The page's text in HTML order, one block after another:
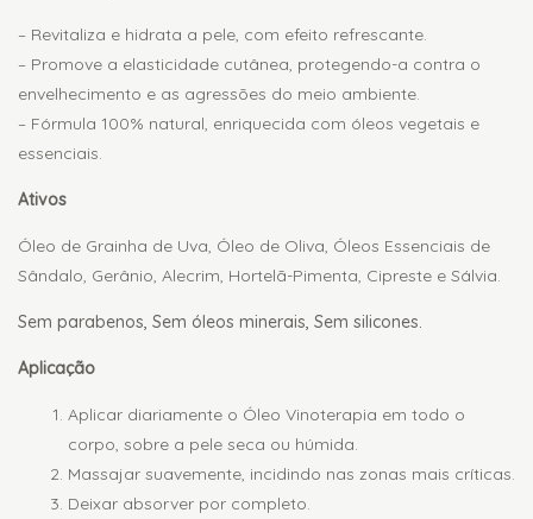
– Revitaliza e hidrata a pele, com efeito refrescante.
– Promove a elasticidade cutânea, protegendo-a contra o
envelhecimento e as agressões do meio ambiente.
– Fórmula 100% natural, enriquecida com óleos vegetais e
essenciais.
Ativos
Óleo de Grainha de Uva, Óleo de Oliva, Óleos Essenciais de
Sândalo, Gerânio, Alecrim, Hortelã-Pimenta, Cipreste e Sálvia.
Sem parabenos, Sem óleos minerais, Sem silicones.
Aplicação
Aplicar diariamente o Óleo Vinoterapia em todo o
corpo, sobre a pele seca ou húmida.
Massajar suavemente, incidindo nas zonas mais críticas.
Deixar absorver por completo.